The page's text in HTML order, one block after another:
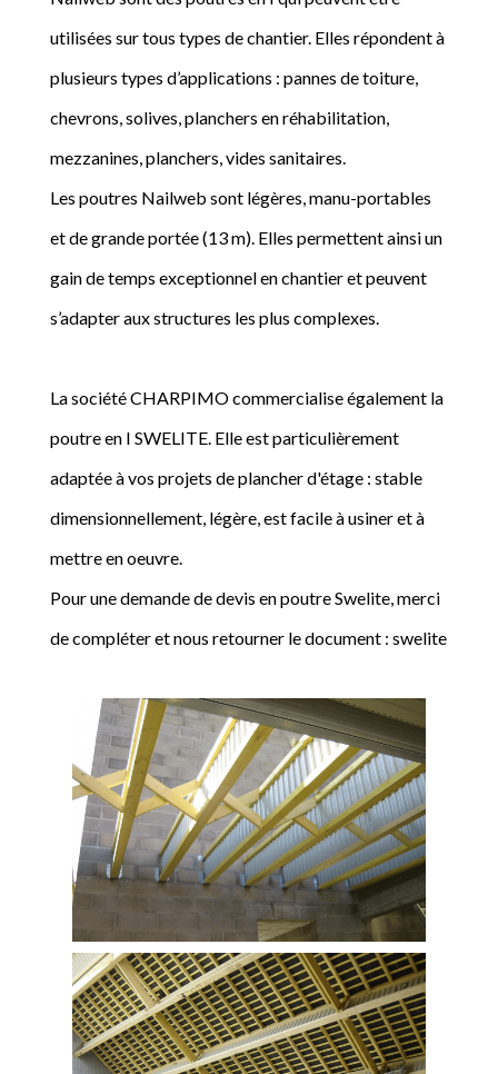
utilisées sur tous types de chantier. Elles répondent à
plusieurs types d’applications : pannes de toiture,
chevrons, solives, planchers en réhabilitation,
mezzanines, planchers, vides sanitaires.
Les poutres Nailweb sont légères, manu-portables
et de grande portée (13 m). Elles permettent ainsi un
gain de temps exceptionnel en chantier et peuvent
s’adapter aux structures les plus complexes.
La société CHARPIMO commercialise également la
poutre en I SWELITE. Elle est particulièrement
adaptée à vos projets de plancher d'étage : stable
dimensionnellement, légère, est facile à usiner et à
mettre en oeuvre.
Pour une demande de devis en poutre Swelite, merci
de compléter et nous retourner le document : swelite